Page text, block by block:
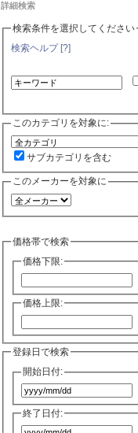
詳細検索
検索条件を選択してください
検索ヘルプ [?]
このカテゴリを対象に:
サブカテゴリを含む
このメーカーを対象に
価格帯で検索
価格下限:
価格上限:
登録日で検索
開始日付:
終了日付: